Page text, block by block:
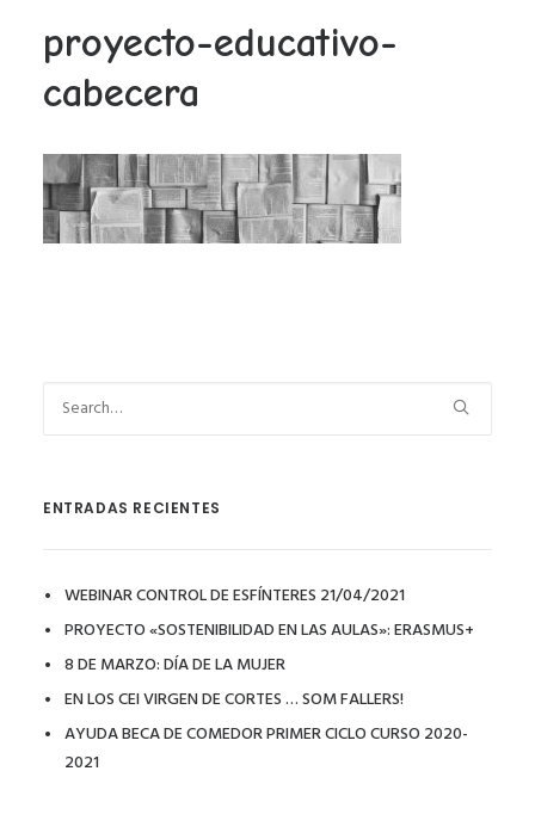
SECRETARÍA
LODP
SEARCH
proyecto-educativo-
cabecera
ENTRADAS RECIENTES
WEBINAR CONTROL DE ESFÍNTERES 21/04/2021
PROYECTO «SOSTENIBILIDAD EN LAS AULAS»: ERASMUS+
8 DE MARZO: DÍA DE LA MUJER
EN LOS CEI VIRGEN DE CORTES … SOM FALLERS!
AYUDA BECA DE COMEDOR PRIMER CICLO CURSO 2020-
2021